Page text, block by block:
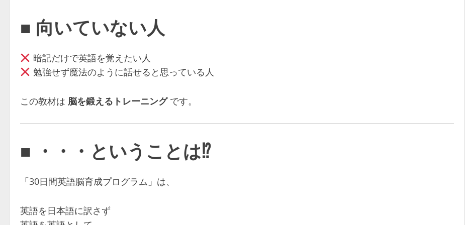
■ 向いていない人
暗記だけで英語を覚えたい人
勉強せず魔法のように話せると思っている人
この教材は 脳を鍛えるトレーニングです。
■ ・・・ということは⁉
「30日間英語脳育成プログラム」は、
英語を日本語に訳さず